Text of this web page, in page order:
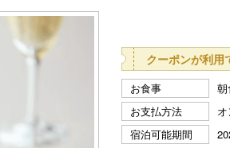
クーポンが利用
お食事
お支払方法
宿泊可能期間